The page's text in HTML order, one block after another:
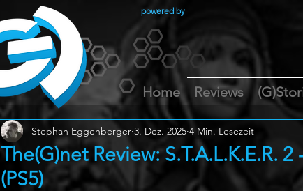
powered by
Home Reviews
The(G)net Review: S.T.A.L.K.E.R.
(PS5)
Stephan Eggenberger 3. Dez. 2025 4 Min. Lesezeit